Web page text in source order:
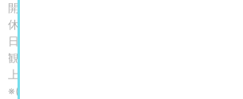
開館時間：10：00～18：00（展示室入場は閉
休館日：月曜日（9月21日、10月12日、11月
日、10月13日、11月24日
観覧料：一般 2,000円(1,600円)／大学生・専
上 1,400円(1,120円)／中高生 800円(640円)
※( ) 内は20名様以上の団体料金